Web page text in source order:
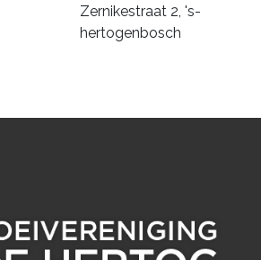
Zernikestraat 2, 's-
hertogenbosch